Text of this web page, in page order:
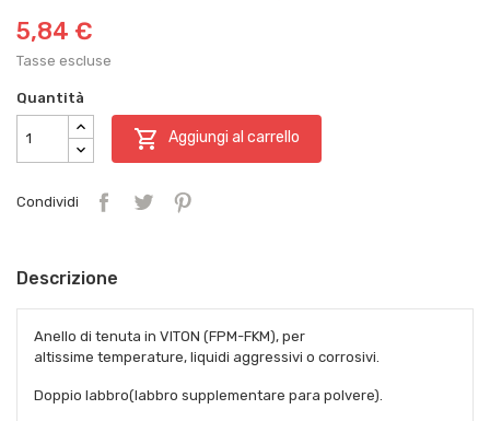
5,84 €
Tasse escluse
Quantità
 Aggiungi al carrello
Condividi
Descrizione
Anello di tenuta in VITON (FPM-FKM), per
altissime temperature, liquidi aggressivi o corrosivi.
Doppio labbro(labbro supplementare para polvere).